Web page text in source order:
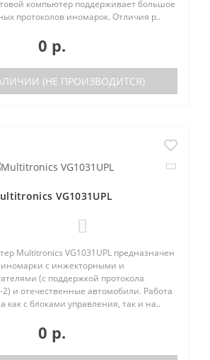
компьютер поддерживает большое
протоколов иномарок. Отличия р..
0 р.
(НЕ ПРОИЗВОДИТСЯ)
VG1031UPL
Multitronics VG1031UPL предназначен
иномарки с инжекторными и
(с поддержкой протокола
2) и отечественные автомобили. Работа
как с блоками управления, так и на..
0 р.